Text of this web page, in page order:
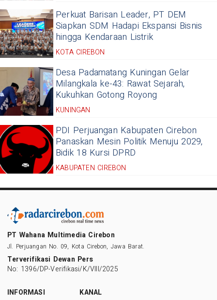
Perkuat Barisan Leader, PT DEM
Siapkan SDM Hadapi Ekspansi Bisnis
hingga Kendaraan Listrik
KOTA CIREBON
Desa Padamatang Kuningan Gelar
Milangkala ke-43: Rawat Sejarah,
Kukuhkan Gotong Royong
KUNINGAN
PDI Perjuangan Kabupaten Cirebon
Panaskan Mesin Politik Menuju 2029,
Bidik 18 Kursi DPRD
KABUPATEN CIREBON
PT Wahana Multimedia Cirebon
Jl. Perjuangan No. 09, Kota Cirebon, Jawa Barat.
Terverifikasi Dewan Pers
No: 1396/DP-Verifikasi/K/VIII/2025
INFORMASI
KANAL